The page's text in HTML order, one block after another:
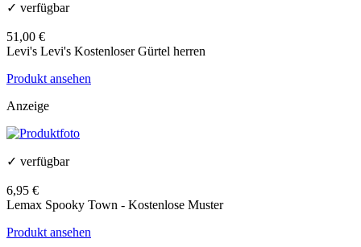
✓ verfügbar
51,00 €
Levi's Levi's Kostenloser Gürtel herren
Produkt ansehen
Anzeige
✓ verfügbar
6,95 €
Lemax Spooky Town - Kostenlose Muster
Produkt ansehen